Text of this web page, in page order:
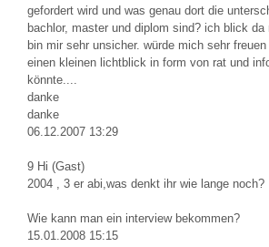
gefordert wird und was genau dort die
bachlor, master und diplom sind? ich blick da
bin mir sehr unsicher. würde mich sehr
einen kleinen lichtblick in form von rat und
könnte....
danke
danke
06.12.2007 13:29
9 Hi (Gast)
2004 , 3 er abi,was denkt ihr wie lange noch?
Wie kann man ein interview bekommen?
15.01.2008 15:15